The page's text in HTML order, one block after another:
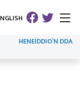
HENEIDDIO’N DDA